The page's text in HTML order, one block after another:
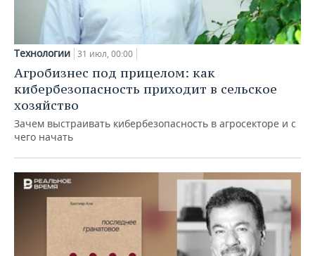
Технологии 31 июл, 00:00
Агробизнес под прицелом: как
кибербезопасность приходит в сельское
хозяйство
Зачем выстраивать кибербезопасность в агросекторе и с
чего начать